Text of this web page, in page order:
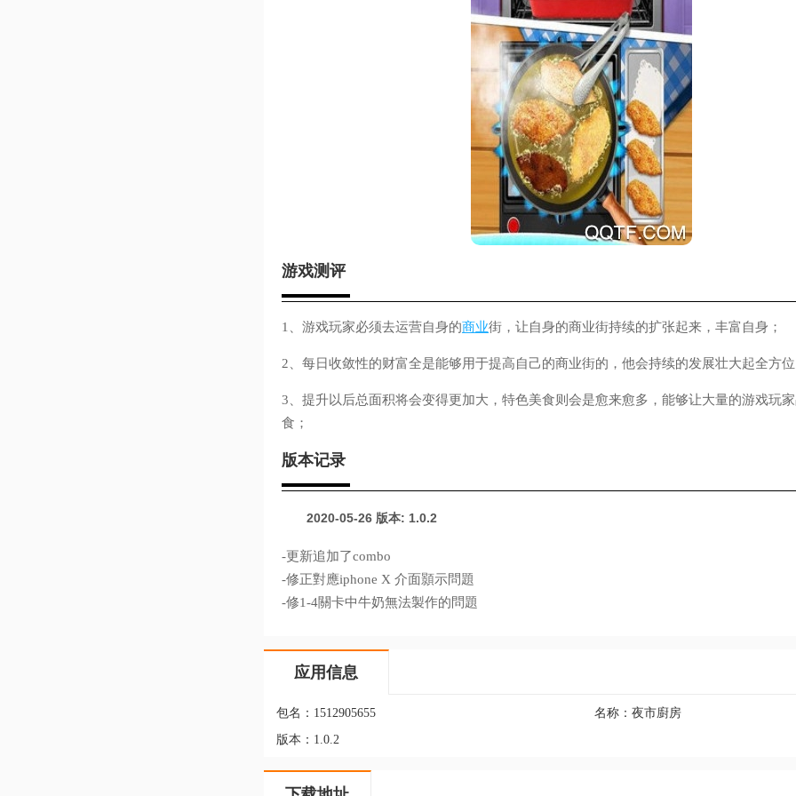
游戏测评
1、游戏玩家必须去运营自身的商业街，让自身的商业街持续的扩张起来，丰富自身；
2、每日收敛性的财富全是能够用于提高自己的商业街的，他会持续的发展壮大起全方
3、提升以后总面积将会变得更加大，特色美食则会是愈来愈多，能够让大量的游戏玩
食；
版本记录
2020-05-26 版本: 1.0.2
-更新追加了combo
-修正對應iphone X 介面顥示問題
-修1-4關卡中牛奶無法製作的問題
应用信息
包名： 1512905655 名称： 夜市廚房
版本： 1.0.2